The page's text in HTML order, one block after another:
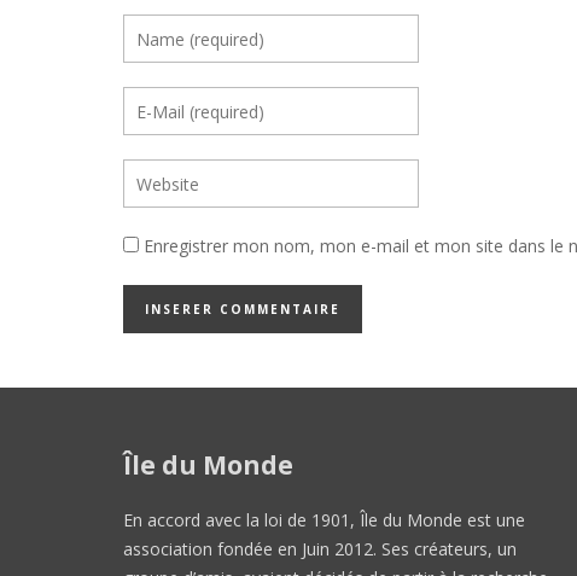
Enregistrer mon nom, mon e-mail et mon site dans le
Île du Monde
En accord avec la loi de 1901, Île du Monde est une
association fondée en Juin 2012. Ses créateurs, un